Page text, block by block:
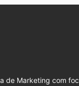
de Marketing com